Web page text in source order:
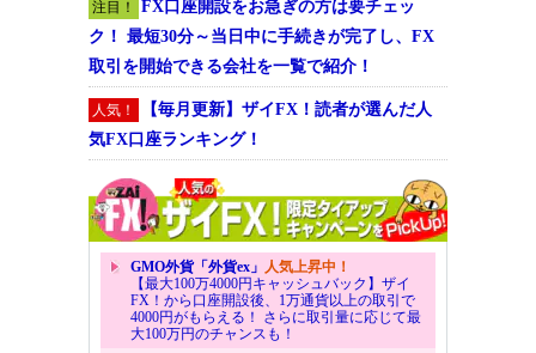
注目！
FX口座開設をお急ぎの方は要チェッ
ク！ 最短30分～当日中に手続きが完了し、FX
取引を開始できる会社を一覧で紹介！
人気！
【毎月更新】ザイFX！読者が選んだ人
気FX口座ランキング！
GMO外貨「外貨ex」 人気上昇中！
【最大100万4000円キャッシュバック】ザイ
FX！から口座開設後、1万通貨以上の取引で
4000円がもらえる！ さらに取引量に応じて最
大100万円のチャンスも！